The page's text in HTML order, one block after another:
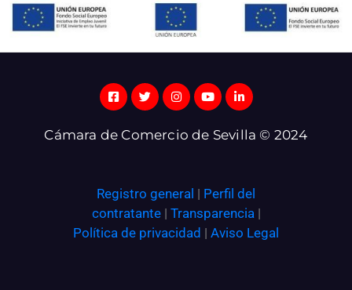
Cámara de Comercio de Sevilla © 2024
Registro general | Perfil del
contratante| Transparencia|
Política de privacidad | Aviso Legal